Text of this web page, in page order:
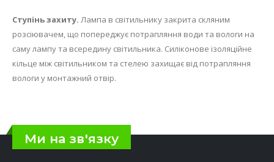
Ступінь захиту. Лампа в світильнику закрита скляним
розсіювачем, що попереджує потрапляння води та вологи на
саму лампу та всередину світильника. Силіконове ізоляційне
кільце між світильником та стелею захищає від потрапляння
вологи у монтажний отвір.
Ми на зв'язку